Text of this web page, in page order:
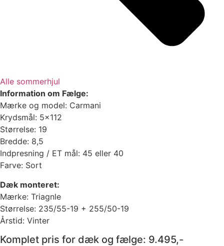
Alle sommerhjul
Information om Fælge:
Mærke og model: Carmani
Krydsmål: 5×112
Størrelse: 19
Bredde: 8,5
Indpresning / ET mål: 45 eller 40
Farve: Sort
Dæk monteret:
Mærke: Triagnle
Størrelse: 235/55-19 + 255/50-19
Årstid: Vinter
Komplet pris for dæk og fælge: 9.495,-